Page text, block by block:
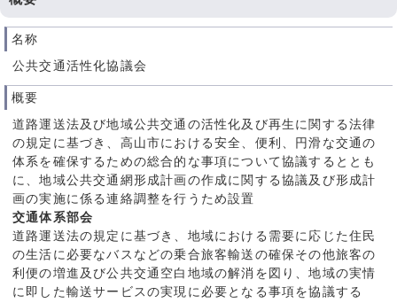
名称
公共交通活性化協議会
概要
道路運送法及び地域公共交通の活性化及び再生に関する法律
の規定に基づき、高山市における安全、便利、円滑な交通の
体系を確保するための総合的な事項について協議するととも
に、地域公共交通網形成計画の作成に関する協議及び形成計
画の実施に係る連絡調整を行うため設置
交通体系部会
道路運送法の規定に基づき、地域における需要に応じた住民
の生活に必要なバスなどの乗合旅客輸送の確保その他旅客の
利便の増進及び公共交通空白地域の解消を図り、地域の実情
に即した輸送サービスの実現に必要となる事項を協議する